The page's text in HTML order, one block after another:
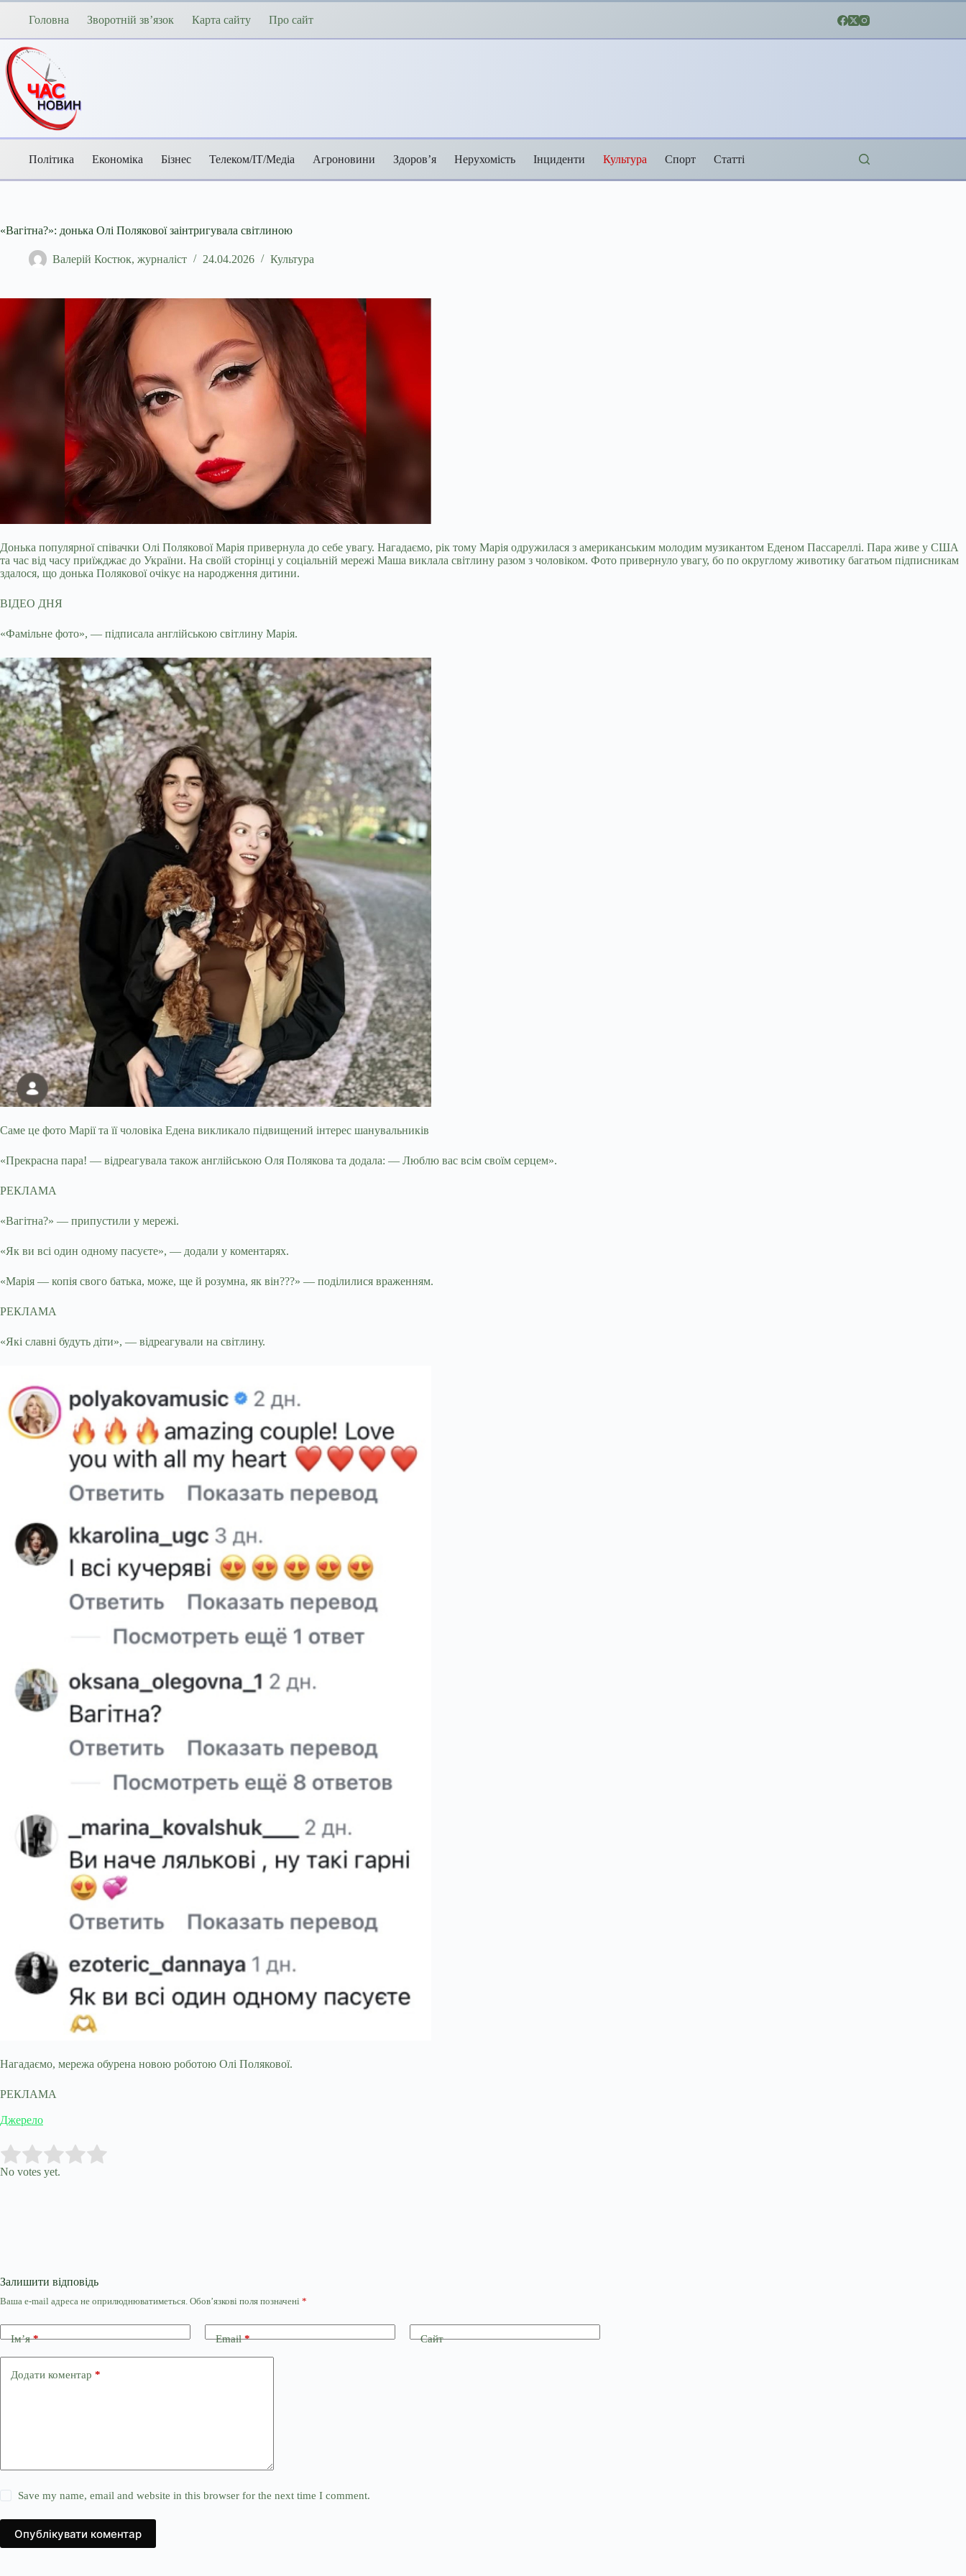
Перейти
Головна Зворотній зв’язок Карта сайту Про сайт
Політика Економіка Бізнес Телеком/ІТ/Медіа Агроновини Здоров’я Нерухомість Інциденти Культура Спорт Статті
«Вагітна?»: донька Олі Полякової заінтригувала світлиною
Валерій Костюк, журналіст 24.04.2026 Культура
Донька популярної співачки Олі Полякової Марія привернула до себе увагу. Нагадаємо, рік тому Марія одружилася з американським молодим музикантом Еденом Пассареллі. Пара живе у США
та час від часу приїжджає до України. На своїй сторінці у соціальній мережі Маша виклала світлину разом з чоловіком. Фото привернуло увагу, бо по округлому животику багатьом підписникам
здалося, що донька Полякової очікує на народження дитини.
ВІДЕО ДНЯ
«Фамільне фото», — підписала англійською світлину Марія.
Саме це фото Марії та її чоловіка Едена викликало підвищений інтерес шанувальників
«Прекрасна пара! — відреагувала також англійською Оля Полякова та додала: — Люблю вас всім своїм серцем».
РЕКЛАМА
«Вагітна?» — припустили у мережі.
«Як ви всі один одному пасуєте», — додали у коментарях.
«Марія — копія свого батька, може, ще й розумна, як він???» — поділилися враженням.
РЕКЛАМА
«Які славні будуть діти», — відреагували на світлину.
Нагадаємо, мережа обурена новою роботою Олі Полякової.
РЕКЛАМА
Джерело
Rate this item:
No votes yet.
Залишити відповідь
Ваша e-mail адреса не оприлюднюватиметься. Обов’язкові поля позначені *
Ім’я* Email* Сайт
Додати коментар *
Save my name, email and website in this browser for the next time I comment.
Опублікувати коментар